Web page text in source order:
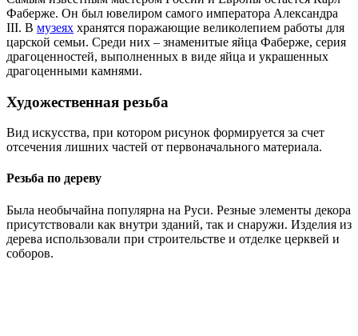
Фаберже. Он был ювелиром самого императора Александра
III. В музеях хранятся поражающие великолепием работы для
царской семьи. Среди них – знаменитые яйца Фаберже, серия
драгоценностей, выполненных в виде яйца и украшенных
драгоценными камнями.
Художественная резьба
Вид искусства, при котором рисунок формируется за счет
отсечения лишних частей от первоначального материала.
Резьба по дереву
Была необычайна популярна на Руси. Резные элементы декора
присутствовали как внутри зданий, так и снаружи. Изделия из
дерева использовали при строительстве и отделке церквей и
соборов.